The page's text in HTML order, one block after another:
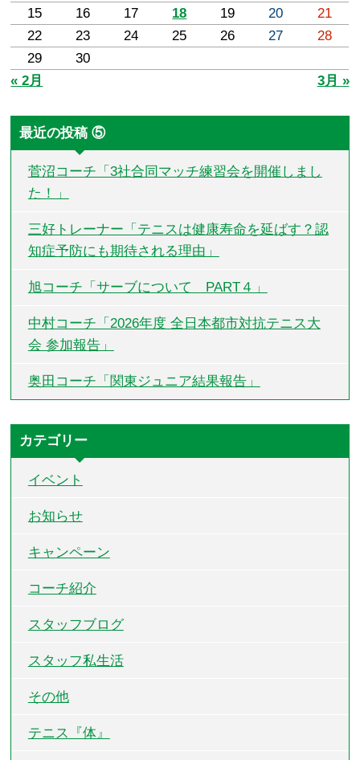
15
16 17 18 19 20
21
22
23 24 25 26 27
28
29
30
« 2月
3月 »
最近の投稿 ⑤
菅沼コーチ「3社合同マッチ練習会を開催しまし
た！」
三好トレーナー「テニスは健康寿命を延ばす？認
知症予防にも期待される理由」
旭コーチ「サーブについて PART４」
中村コーチ「2026年度 全日本都市対抗テニス大
会 参加報告」
奥田コーチ「関東ジュニア結果報告」
カテゴリー
イベント
お知らせ
キャンペーン
コーチ紹介
スタッフブログ
スタッフ私生活
その他
テニス『体』